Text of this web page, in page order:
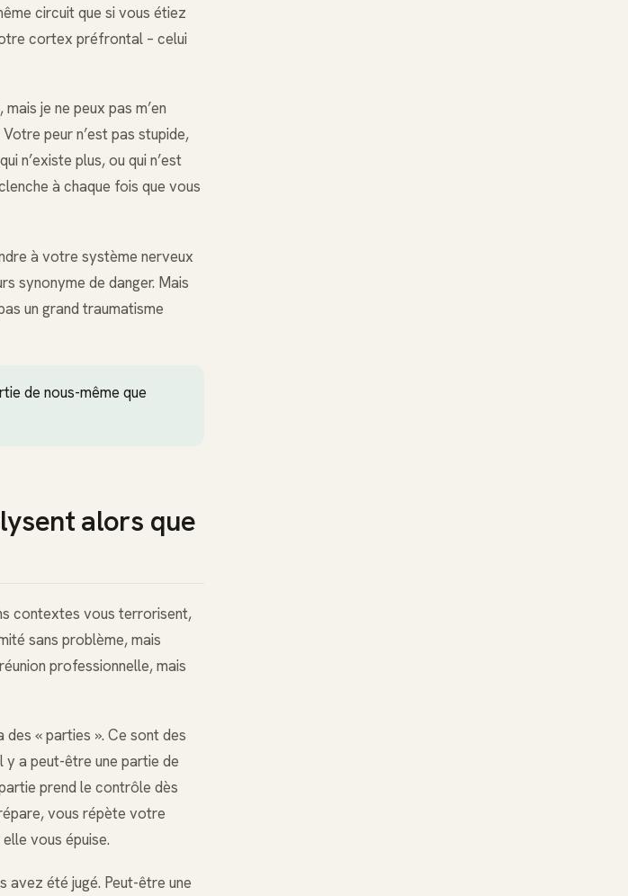
circuit que si vous étiez
cortex préfrontal – celui
je ne peux pas m’en
peur n’est pas stupide,
n’existe plus, ou qui n’est
à chaque fois que vous
à votre système nerveux
synonyme de danger. Mais
un grand traumatisme
de nous-même que
alors que
contextes vous terrorisent,
sans problème, mais
professionnelle, mais
« parties ». Ce sont des
y a peut-être une partie de
prend le contrôle dès
vous répète votre
vous épuise.
avez été jugé. Peut-être une